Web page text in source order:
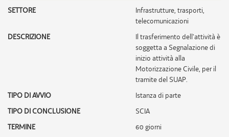
SETTORE
infrastrutture, trasporti,
telecomunicazioni
DESCRIZIONE
Il trasferimento dell'attività è
soggetta a Segnalazione di
inizio attività alla
Motorizzazione Civile, per il
tramite del SUAP.
TIPO DI AVVIO
Istanza di parte
TIPO DI CONCLUSIONE
SCIA
TERMINE
60 giorni